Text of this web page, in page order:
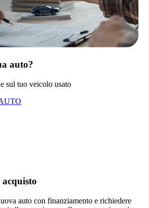
auto?
sul tuo veicolo usato
auto con finanziamento e richiedere